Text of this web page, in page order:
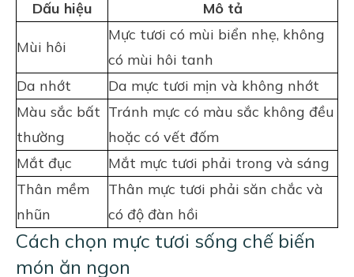
Dấu hiệu Mô tả
Mùi hôi
Mực tươi có mùi biển nhẹ, không
có mùi hôi tanh
Da nhớt
Da mực tươi mịn và không nhớt
Màu sắc bất
thường
Tránh mực có màu sắc không đều
hoặc có vết đốm
Mắt đục
Mắt mực tươi phải trong và sáng
Thân mềm
nhũn
Thân mực tươi phải săn chắc và
có độ đàn hồi
Cách chọn mực tươi sống chế biến
món ăn ngon